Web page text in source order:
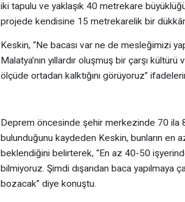
iki tapulu ve yaklaşık 40 metrekare
projede kendisine 15 metrekarelik bir
Keskin, “Ne bacası var ne de mesleğimizi
Malatya’nın yıllardır oluşmuş bir çarşı
ölçüde ortadan kalktığını görüyoruz”
Deprem öncesinde şehir merkezinde 70 ila
bulunduğunu kaydeden Keskin, bunların en
beklendiğini belirterek, “En az 40-50
bilmiyoruz. Şimdi dışarıdan baca yapılmaya
bozacak” diye konuştu.